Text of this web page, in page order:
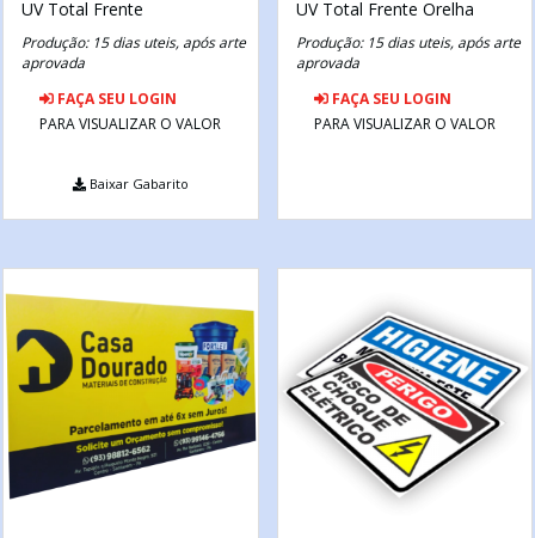
UV Total Frente
Produção: 15 dias uteis, após arte
aprovada
FAÇA SEU LOGIN
PARA VISUALIZAR O VALOR
Baixar Gabarito
UV Total Frente Orelha
Produção: 15 dias uteis, após arte
aprovada
FAÇA SEU LOGIN
PARA VISUALIZAR O VALOR